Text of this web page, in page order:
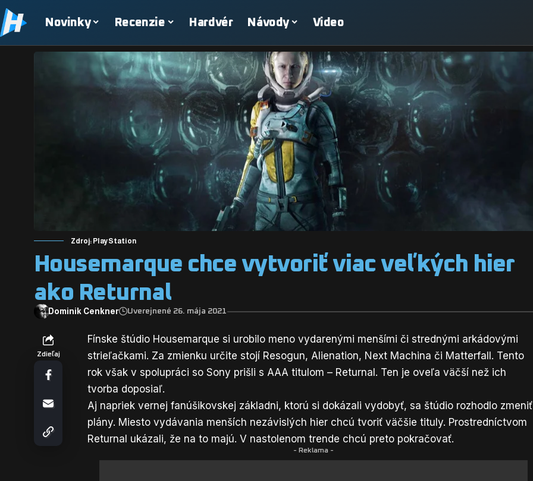
Novinky Recenzie Hardvér Návody Video
Zdroj: PlayStation
Housemarque chce vytvoriť viac veľkých hier
ako Returnal
Dominik Cenkner Uverejnené 26. mája 2021
Zdieľaj
Fínske štúdio Housemarque si urobilo meno vydarenými menšími či strednými arkádovými
strieľačkami. Za zmienku určite stojí Resogun, Alienation, Next Machina či Matterfall. Tento
rok však v spolupráci so Sony prišli s AAA titulom – Returnal. Ten je oveľa väčší než ich
tvorba doposiaľ.
Aj napriek vernej fanúšikovskej základni, ktorú si dokázali vydobyť, sa štúdio rozhodlo zmeniť
plány. Miesto vydávania menších nezávislých hier chcú tvoriť väčšie tituly. Prostredníctvom
Returnal ukázali, že na to majú. V nastolenom trende chcú preto pokračovať.
- Reklama -